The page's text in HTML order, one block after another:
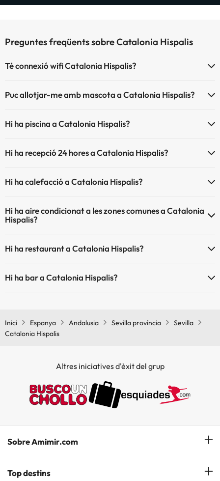
Preguntes freqüents sobre Catalonia Hispalis
Té connexió wifi Catalonia Hispalis?
Puc allotjar-me amb mascota a Catalonia Hispalis?
pagament directe a l'hotel). Consulta les condicions.
Hi ha piscina a Catalonia Hispalis?
Aquí tens més info sobre la piscina i altres instal·lacions.
Hi ha recepció 24 hores a Catalonia Hispalis?
Hi ha calefacció a Catalonia Hispalis?
Hi ha aire condicionat a les zones comunes a Catalonia
Hispalis?
Hi ha restaurant a Catalonia Hispalis?
Hi ha bar a Catalonia Hispalis?
Inici Espanya Andalusia Sevilla província
Sevilla
Catalonia Hispalis
Altres iniciatives d'èxit del grup
Sobre Amimir.com
¿Qui som?
Top destins